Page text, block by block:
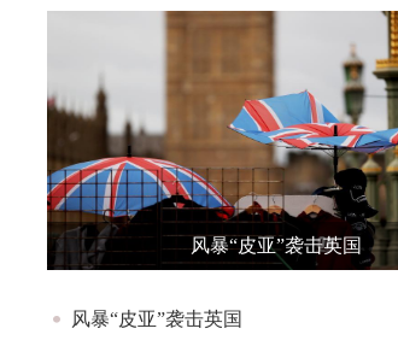
风暴“皮亚”袭击英国
风暴“皮亚”袭击英国